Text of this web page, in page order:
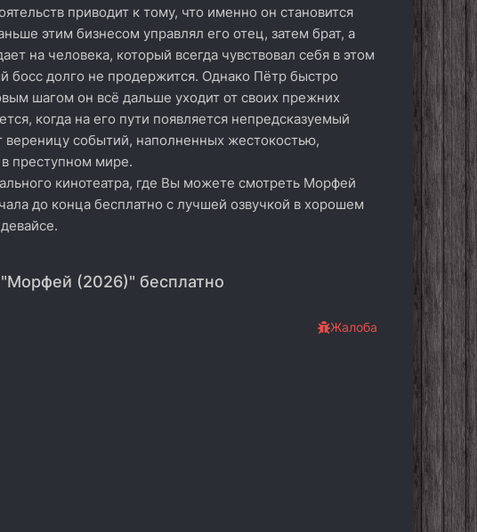
приводит к тому, что именно он становится
этим бизнесом управлял его отец, затем брат, а
на человека, который всегда чувствовал себя в этом
долго не продержится. Однако Пётр быстро
шагом он всё дальше уходит от своих прежних
когда на его пути появляется непредсказуемый
событий, наполненных жестокостью,
преступном мире.
кинотеатра, где Вы можете смотреть Морфей
до конца бесплатно с лучшей озвучкой в хорошем
(2026)" бесплатно
Жалоба